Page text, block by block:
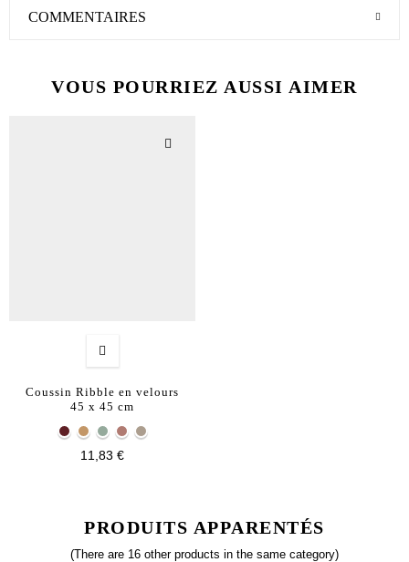
COMMENTAIRES
VOUS POURRIEZ AUSSI AIMER
Coussin Ribble en velours
45 x 45 cm
11,83 €
PRODUITS APPARENTÉS
(There are 16 other products in the same category)